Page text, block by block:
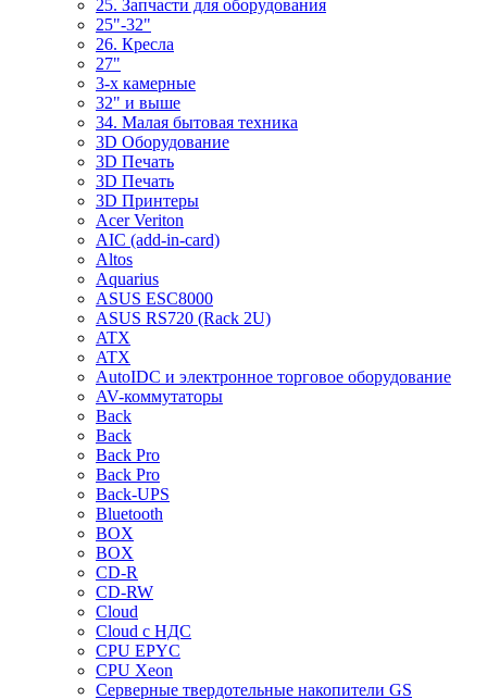
25. Запчасти для оборудования
25"-32"
26. Кресла
27"
3-x камерные
32" и выше
34. Малая бытовая техника
3D Оборудование
3D Печать
3D Печать
3D Принтеры
Acer Veriton
AIC (add-in-card)
Altos
Aquarius
ASUS ESC8000
ASUS RS720 (Rack 2U)
ATX
ATX
AutoIDC и электронное торговое оборудование
AV-коммутаторы
Back
Back
Back Pro
Back Pro
Back-UPS
Bluetooth
BOX
BOX
CD-R
CD-RW
Cloud
Cloud с НДС
CPU EPYC
CPU Xeon
Cерверные твердотельные накопители GS